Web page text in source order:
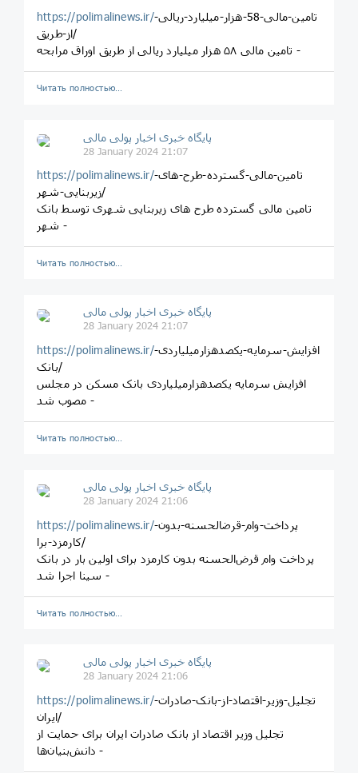
https://polimalinews.ir/تامین-مالی-58-هزار-میلیارد-ریالی-
از-طریق/
تامین مالی ۵۸ هزار میلیارد ریالی از طریق اوراق مرابحه -
Читать полностью…
پایگاه خبری اخبار پولی مالی
28 January 2024 21:07
https://polimalinews.ir/تامین-مالی-گسترده-طرح-های-
زیربنایی-شهر/
تامین مالی گسترده طرح های زیربنایی شهری توسط بانک
شهر -
Читать полностью…
پایگاه خبری اخبار پولی مالی
28 January 2024 21:07
https://polimalinews.ir/افزایش-سرمایه-یکصدهزارمیلیاردی-
بانک/
افزایش سرمایه یکصدهزارمیلیاردی بانک مسکن در مجلس
مصوب شد -
Читать полностью…
پایگاه خبری اخبار پولی مالی
28 January 2024 21:06
https://polimalinews.ir/پرداخت-وام-قرضالحسنه-بدون-
کارمزد-برا/
پرداخت وام قرض‌الحسنه بدون کارمزد برای اولین بار در بانک
سینا اجرا شد -
Читать полностью…
پایگاه خبری اخبار پولی مالی
28 January 2024 21:06
https://polimalinews.ir/تجلیل-وزیر-اقتصاد-از-بانک-صادرات-
ایران/
تجلیل وزیر اقتصاد از بانک صادرات ایران برای حمایت از
دانش‌بنیان‌ها -